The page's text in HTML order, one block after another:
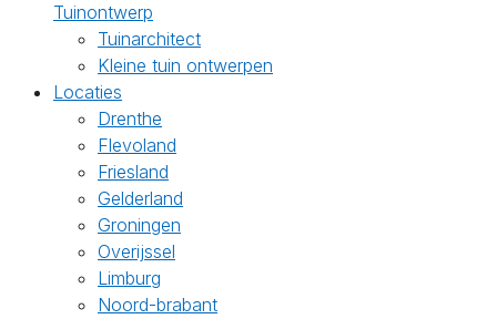
Tuinontwerp
Tuinarchitect
Kleine tuin ontwerpen
Locaties
Drenthe
Flevoland
Friesland
Gelderland
Groningen
Overijssel
Limburg
Noord-brabant